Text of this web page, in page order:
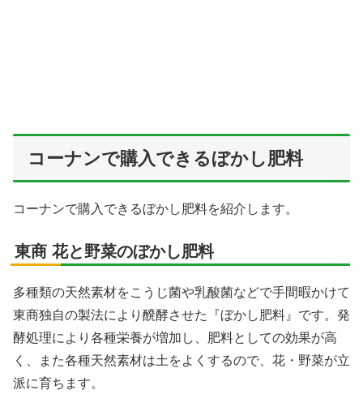
コーナンで購入できるぼかし肥料
コーナンで購入できるぼかし肥料を紹介します。
東商 花と野菜のぼかし肥料
多種類の天然素材をこうじ菌や乳酸菌などで手間暇かけて
東商独自の製法により醗酵させた『ぼかし肥料』です。発
酵処理により各種栄養が増加し、肥料としての効果が高
く、また各種天然素材は土をよくするので、花・野菜が立
派に育ちます。